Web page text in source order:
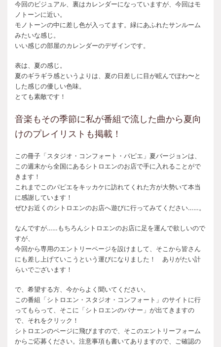
今回のビジュアル、裏はカレンダーになっていますが、今回はモ
ノトーンに近い。
モノトーンの中に差し色が入ってます。緑にあふれたサンルーム
みたいな感じ。
いい感じの部屋のカレンダーのデザインです。
表は、夏の感じ。
夏のギラギラ感というよりは、夏の日差しに目が眩んでぽわ〜と
した感じの優しい色味。
とても素敵です！
音楽もその季節に私が番組で流した曲から夏向
けのプレイリストも掲載！
この冊子「スタジオ・コンフォート・パピエ」夏バージョンは、
この週末から全国にあるシトロエンのお店で手に入れることがで
きます！
これまでこのパピエをキッカケに訪れてくれた方が大勢いて本当
に感謝しています！
ぜひお近くのシトロエンのお店へ遊びに行ってみてください……。
なんですが……もちろんシトロエンのお店に足を運んで欲しいので
すが、
今回から専用のエントリーページを設けまして、そこから皆さん
にも差し上げていこうという運びになりました！ ありがたい計
らいでございます！
で、希望する方、今からよく聞いてください。
この番組「シトロエン・スタジオ・コンフォート」のサイトに行
ってもらって、そこに「シトロエンのバナー」が出てきますの
で、それをクリック！
シトロエンのページに飛びますので、そこのエントリーフォーム
からご応募ください。注意事項も書いてありますので、ご確認の